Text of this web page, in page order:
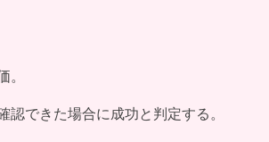
。
できた場合に成功と判定する。